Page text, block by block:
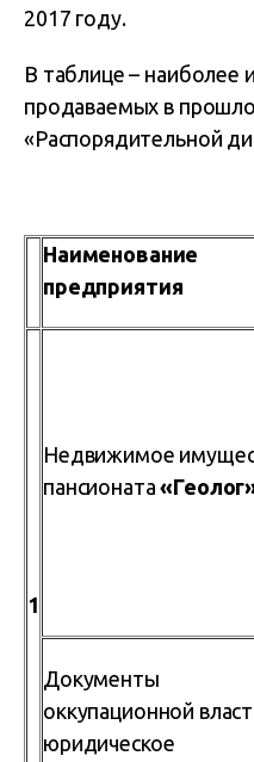
2017 году.
В таблице – наиболее
продаваемых в
«Распорядительной
Наименование
предприятия
1
Недвижимое
пансионата
Документы
оккупационной
юридическое